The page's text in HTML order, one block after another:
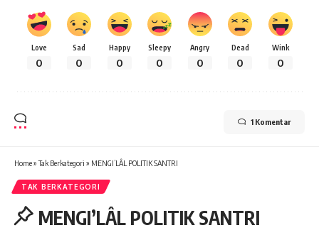
Love
0
Sad
0
Happy
0
Sleepy
0
Angry
0
Dead
0
Wink
0
1 Komentar
Home»Tak Berkategori » MENGI’LÂL POLITIK SANTRI
TAK BERKATEGORI
MENGI’LÂL POLITIK SANTRI